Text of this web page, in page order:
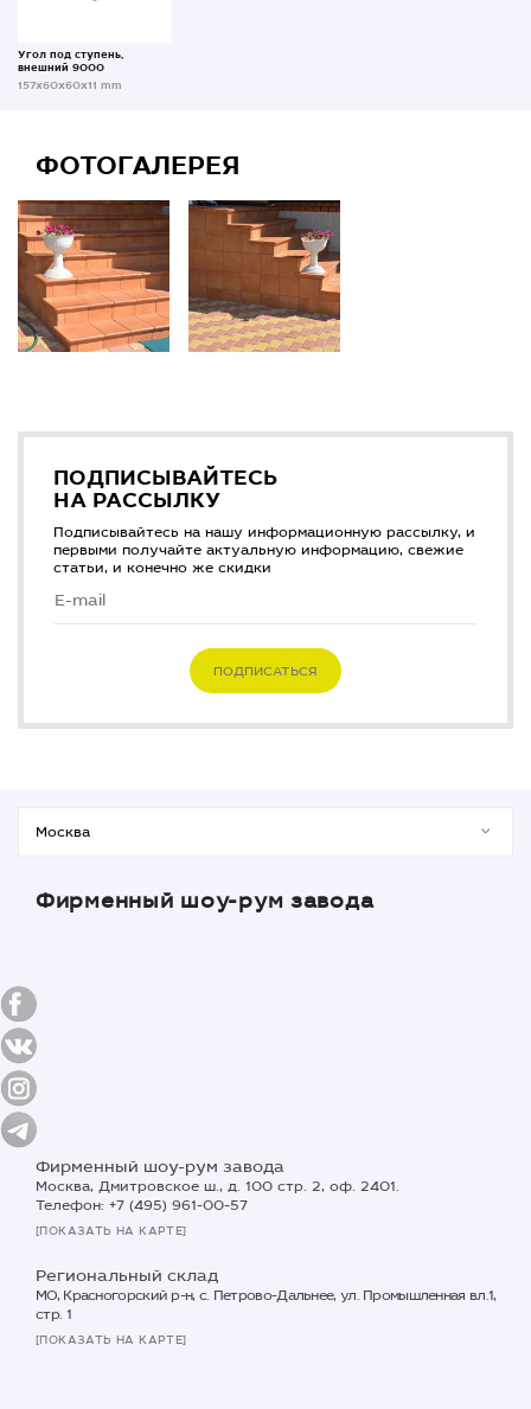
Угол под ступень,
внешний 9000
157x60x60x11 mm
ФОТОГАЛЕРЕЯ
ПОДПИСЫВАЙТЕСЬ
НА РАССЫЛКУ
Подписывайтесь на нашу информационную рассылку, и
первыми получайте актуальную информацию, свежие
статьи, и конечно же скидки
ПОДПИСАТЬСЯ
Фирменный шоу-рум завода
Фирменный шоу-рум завода
Москва, Дмитровское ш., д. 100 стр. 2, оф. 2401.
Телефон: +7 (495) 961-00-57
[ПОКАЗАТЬ НА КАРТЕ]
Региональный склад
МО, Красногорский р-н, с. Петрово-Дальнее, ул. Промышленная вл.1,
стр. 1
[ПОКАЗАТЬ НА КАРТЕ]